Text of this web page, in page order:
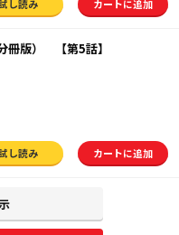
し読み カートに追加
冊版） 【第5話】
し読み カートに追加